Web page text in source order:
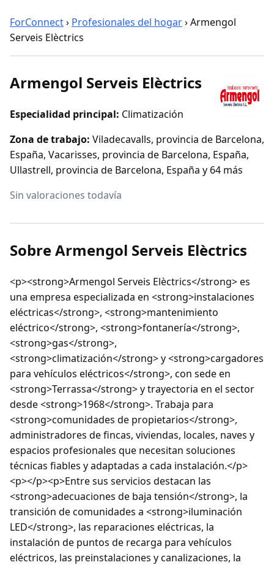
ForConnect› Profesionales del hogar›Armengol
Serveis Elèctrics
Armengol Serveis Elèctrics
Especialidad principal: Climatización
Zona de trabajo: Viladecavalls, provincia de Barcelona,
España, Vacarisses, provincia de Barcelona, España,
Ullastrell, provincia de Barcelona, España y 64 más
Sin valoraciones todavía
Sobre Armengol Serveis Elèctrics
<p><strong>Armengol Serveis Elèctrics</strong> es
una empresa especializada en <strong>instalaciones
eléctricas</strong>, <strong>mantenimiento
eléctrico</strong>, <strong>fontanería</strong>,
<strong>gas</strong>,
<strong>climatización</strong> y <strong>cargadores
para vehículos eléctricos</strong>, con sede en
<strong>Terrassa</strong> y trayectoria en el sector
desde <strong>1968</strong>. Trabaja para
<strong>comunidades de propietarios</strong>,
administradores de fincas, viviendas, locales, naves y
espacios profesionales que necesitan soluciones
técnicas fiables y adaptadas a cada instalación.</p>
<p></p><p>Entre sus servicios destacan las
<strong>adecuaciones de baja tensión</strong>, la
transición de comunidades a <strong>iluminación
LED</strong>, las reparaciones eléctricas, la
instalación de puntos de recarga para vehículos
eléctricos, las preinstalaciones y canalizaciones, la